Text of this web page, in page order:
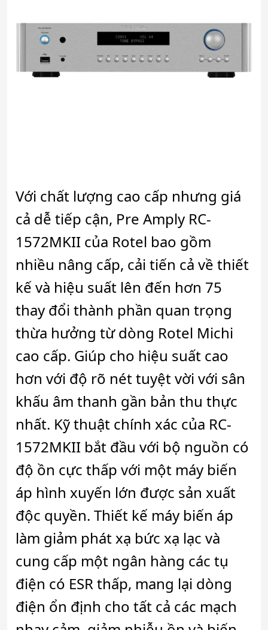
Với chất lượng cao cấp nhưng giá
cả dễ tiếp cận, Pre Amply RC-
1572MKII của Rotel bao gồm
nhiều nâng cấp, cải tiến cả về thiết
kế và hiệu suất lên đến hơn 75
thay đổi thành phần quan trọng
thừa hưởng từ dòng Rotel Michi
cao cấp. Giúp cho hiệu suất cao
hơn với độ rõ nét tuyệt vời với sân
khấu âm thanh gần bản thu thực
nhất. Kỹ thuật chính xác của RC-
1572MKII bắt đầu với bộ nguồn có
độ ồn cực thấp với một máy biến
áp hình xuyến lớn được sản xuất
độc quyền. Thiết kế máy biến áp
làm giảm phát xạ bức xạ lạc và
cung cấp một ngân hàng các tụ
điện có ESR thấp, mang lại dòng
điện ổn định cho tất cả các mạch